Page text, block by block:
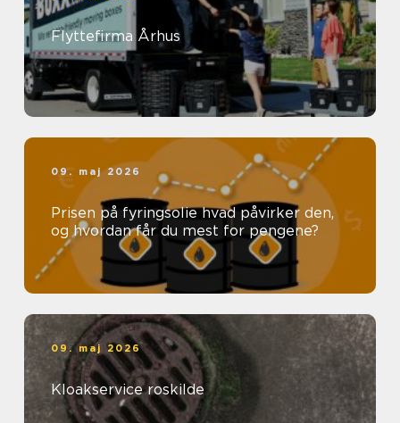
Flyttefirma Århus
09. maj 2026
Prisen på fyringsolie hvad påvirker den,
og hvordan får du mest for pengene?
09. maj 2026
Kloakservice roskilde